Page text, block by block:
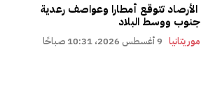
الأرصاد تتوقع أمطارا وعواصف رعدية
جنوب ووسط البلاد
موريتانيا 9 أغسطس 2026، 10:31 صباحًا